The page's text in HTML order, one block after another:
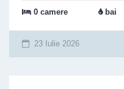
0 camere bai
23 Iulie 2026